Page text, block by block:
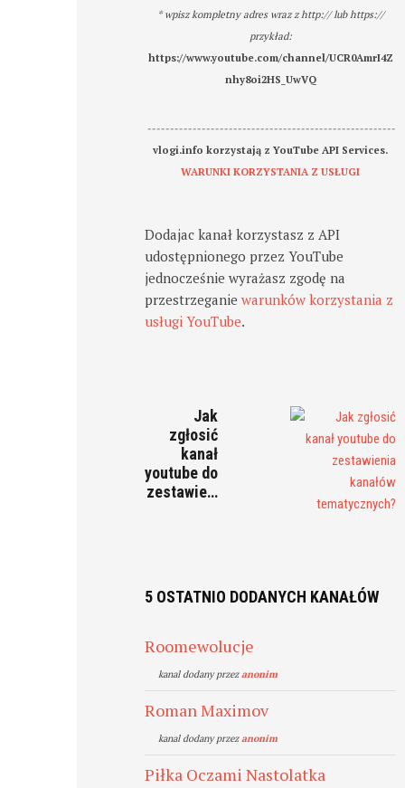
* wpisz kompletny adres wraz z http:// lub https://
przykład:
https://www.youtube.com/channel/UCR0AmrI4Z
nhy8oi2HS_UwVQ
-------------------------------------------------------
vlogi.info korzystają z YouTube API Services.
WARUNKI KORZYSTANIA Z USŁUGI
Dodajac kanał korzystasz z API
udostępnionego przez YouTube
jednocześnie wyrażasz zgodę na
przestrzeganiewarunków korzystania z
usługi YouTube.
Jak
zgłosić
kanał
youtube do
zestawie…
5 OSTATNIO DODANYCH KANAŁÓW
Roomewolucje
kanal dodany przezanonim
Roman Maximov
kanal dodany przezanonim
Piłka Oczami Nastolatka